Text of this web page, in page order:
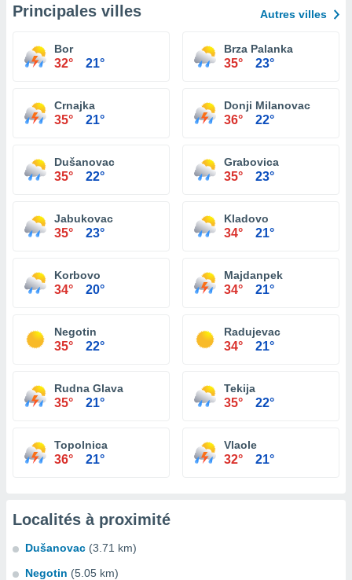
Principales villes Autres villes
Bor
32° 21°
Brza Palanka
35° 23°
Crnajka
35° 21°
Donji Milanovac
36° 22°
Dušanovac
35° 22°
Grabovica
35° 23°
Jabukovac
35° 23°
Kladovo
34° 21°
Korbovo
34° 20°
Majdanpek
34° 21°
Negotin
35° 22°
Radujevac
34° 21°
Rudna Glava
35° 21°
Tekija
35° 22°
Topolnica
36° 21°
Vlaole
32° 21°
Localités à proximité
Dušanovac (3.71 km)
Negotin (5.05 km)